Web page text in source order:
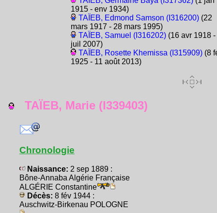
1915 - env 1934)
TAÏEB, Edmond Samson (I316200)(22
mars 1917 - 28 mars 1995)
TAÏEB, Samuel (I316202)(16 avr 1918 -
juil 2007)
TAÏEB, Rosette Khemissa (I315909)(8
1925 - 11 août 2013)
TAÏEB, Marie (I339403)
Chronologie
Naissance: 2 sep 1889 :
Bône-Annaba Algérie Française
ALGÉRIE Constantine
Décès: 8 fév 1944 :
Auschwitz-Birkenau POLOGNE